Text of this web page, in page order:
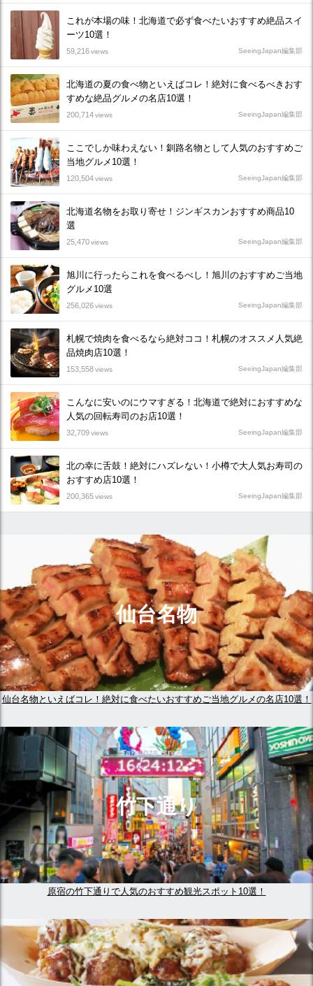
これが本場の味！北海道で必ず食べたいおすすめ絶品スイ
ーツ10選！
59,216views SeeingJapan編集部
北海道の夏の食べ物といえばコレ！絶対に食べるべきおす
すめな絶品グルメの名店10選！
200,714views SeeingJapan編集部
ここでしか味わえない！釧路名物として人気のおすすめご
当地グルメ10選！
120,504views SeeingJapan編集部
北海道名物をお取り寄せ！ジンギスカンおすすめ商品10
選
25,470views SeeingJapan編集部
旭川に行ったらこれを食べるべし！旭川のおすすめご当地
グルメ10選
256,026views SeeingJapan編集部
札幌で焼肉を食べるなら絶対ココ！札幌のオススメ人気絶
品焼肉店10選！
153,558views SeeingJapan編集部
こんなに安いのにウマすぎる！北海道で絶対におすすめな
人気の回転寿司のお店10選！
32,709views SeeingJapan編集部
北の幸に舌鼓！絶対にハズレない！小樽で大人気お寿司の
おすすめ店10選！
200,365views SeeingJapan編集部
仙台名物
仙台名物といえばコレ！絶対に食べたいおすすめご当地グルメの名店10選！
竹下通り
原宿の竹下通りで人気のおすすめ観光スポット10選！